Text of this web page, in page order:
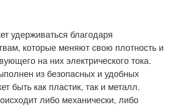
удерживаться благодаря
которые меняют свою плотность и
на них электрического тока.
из безопасных и удобных
быть как пластик, так и металл.
либо механически, либо